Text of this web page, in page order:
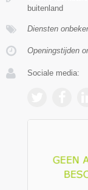
buitenland
Diensten
Openingstijden
Sociale media: